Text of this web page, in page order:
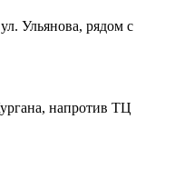
Ульянова, рядом с
напротив ТЦ